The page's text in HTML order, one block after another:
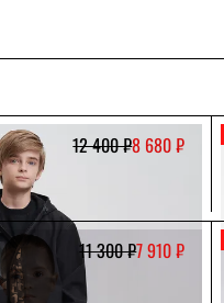
12 400 ₽8 680 ₽
11 300 ₽7 910 ₽